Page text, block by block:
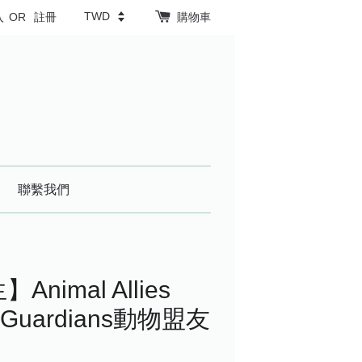
OR 註冊 購物車
聯繫我們
Animal Allies
動物盟友